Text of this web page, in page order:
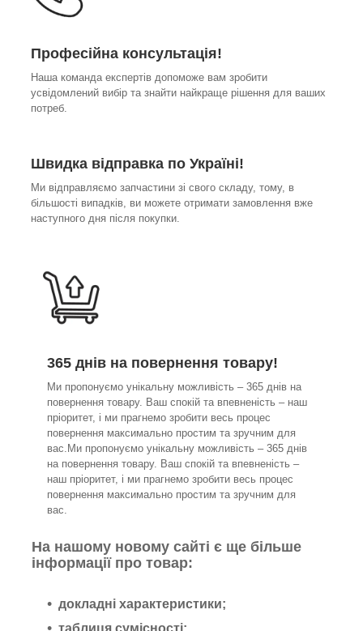
Професійна консультація!
Наша команда експертів допоможе вам зробити
усвідомлений вибір та знайти найкраще рішення для ваших
потреб.
Швидка відправка по Україні!
Ми відправляємо запчастини зі свого складу, тому, в
більшості випадків, ви можете отримати замовлення вже
наступного дня після покупки.
365 днів на повернення товару!
Ми пропонуємо унікальну можливість – 365 днів на
повернення товару. Ваш спокій та впевненість – наш
пріоритет, і ми прагнемо зробити весь процес
повернення максимально простим та зручним для
вас.Ми пропонуємо унікальну можливість – 365 днів
на повернення товару. Ваш спокій та впевненість –
наш пріоритет, і ми прагнемо зробити весь процес
повернення максимально простим та зручним для
вас.
На нашому новому сайті є ще більше
інформації про товар:
докладні характеристики;